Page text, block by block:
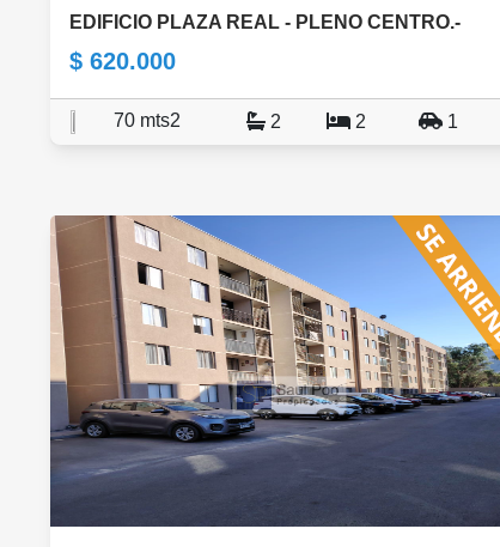
EDIFICIO PLAZA REAL - PLENO CENTRO.-
$ 620.000
70 mts2 2 2 1